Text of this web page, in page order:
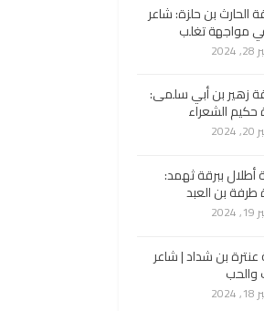
الحارث بن حلزة: شاعر
مواجهة تغلب
زهير بن أبي سلمى:
حكيم الشعراء
أطلال ببرقة ثهمد:
طرفة بن العبد
بن شداد | شاعر
والحب